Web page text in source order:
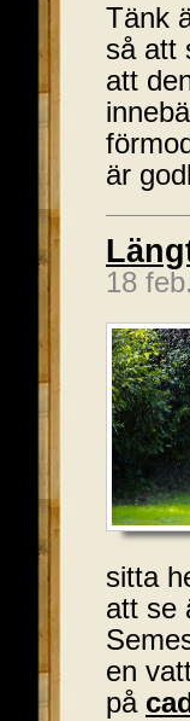
Tänk
så att
att
är
18
sitta
att se
en
på